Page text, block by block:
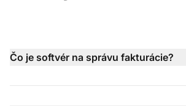
Čo je softvér na správu fakturácie?